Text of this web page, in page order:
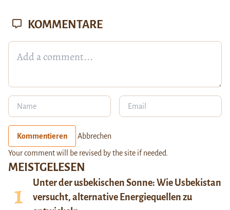
MEISTGELESEN
Unter der usbekischen Sonne: Wie Usbekistan
versucht, alternative Energiequellen zu
KOMMENTARE
Kommentieren Abbrechen
Your comment will be revised by the site if needed.